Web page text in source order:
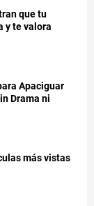
que tu
y te valora
Apaciguar
Drama ni
más vistas